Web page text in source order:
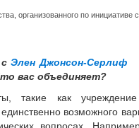
организованного по
Элен Джонсон-Серлиф
вас объединяет?
как учреждение
возможного